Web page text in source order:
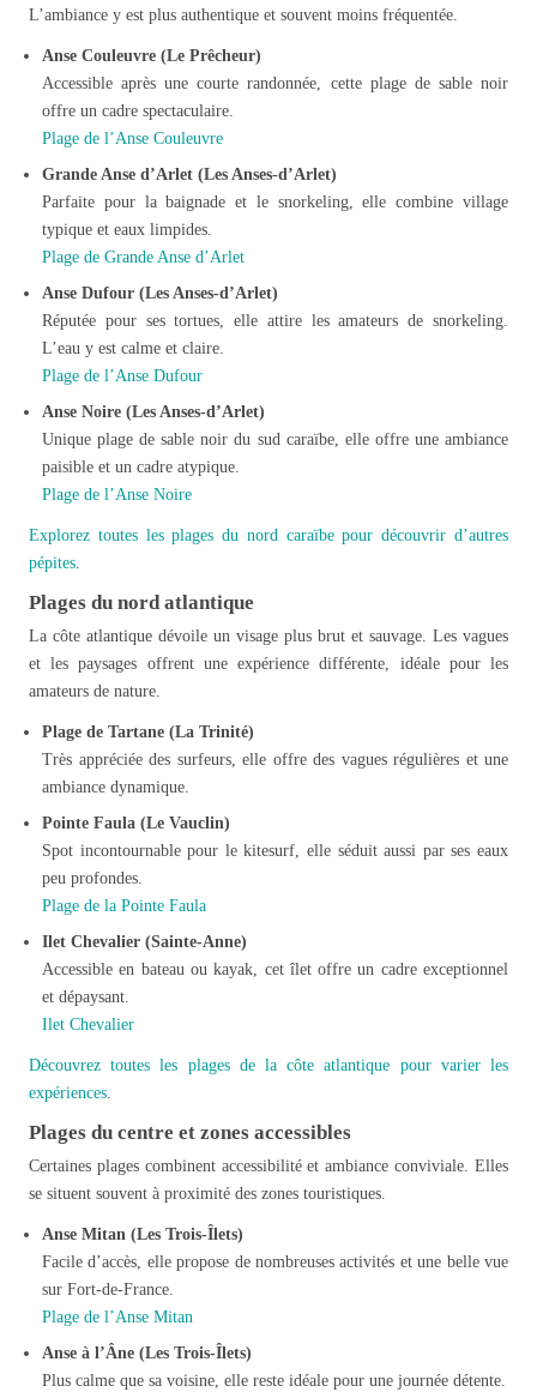
L’ambiance y est plus authentique et souvent moins fréquentée.
Anse Couleuvre (Le Prêcheur)
Accessible après une courte randonnée, cette plage de sable noir
offre un cadre spectaculaire.
Plage de l’Anse Couleuvre
Grande Anse d’Arlet (Les Anses-d’Arlet)
Parfaite pour la baignade et le snorkeling, elle combine village
typique et eaux limpides.
Plage de Grande Anse d’Arlet
Anse Dufour (Les Anses-d’Arlet)
Réputée pour ses tortues, elle attire les amateurs de snorkeling.
L’eau y est calme et claire.
Plage de l’Anse Dufour
Anse Noire (Les Anses-d’Arlet)
Unique plage de sable noir du sud caraïbe, elle offre une ambiance
paisible et un cadre atypique.
Plage de l’Anse Noire
Explorez toutes les plages du nord caraïbe pour découvrir d’autres
pépites.
Plages du nord atlantique
La côte atlantique dévoile un visage plus brut et sauvage. Les vagues
et les paysages offrent une expérience différente, idéale pour les
amateurs de nature.
Plage de Tartane (La Trinité)
Très appréciée des surfeurs, elle offre des vagues régulières et une
ambiance dynamique.
Pointe Faula (Le Vauclin)
Spot incontournable pour le kitesurf, elle séduit aussi par ses eaux
peu profondes.
Plage de la Pointe Faula
Ilet Chevalier (Sainte-Anne)
Accessible en bateau ou kayak, cet îlet offre un cadre exceptionnel
et dépaysant.
Ilet Chevalier
Découvrez toutes les plages de la côte atlantique pour varier les
expériences.
Plages du centre et zones accessibles
Certaines plages combinent accessibilité et ambiance conviviale. Elles
se situent souvent à proximité des zones touristiques.
Anse Mitan (Les Trois-Îlets)
Facile d’accès, elle propose de nombreuses activités et une belle vue
sur Fort-de-France.
Plage de l’Anse Mitan
Anse à l’Âne (Les Trois-Îlets)
Plus calme que sa voisine, elle reste idéale pour une journée détente.